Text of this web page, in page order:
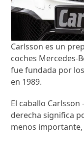
Carlsson es un
coches Mercedes-
fue fundada por
en 1989.
El caballo Carlsson
derecha significa
menos importante,